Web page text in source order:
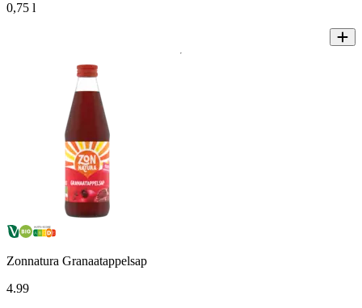
0,75 l
Zonnatura Granaatappelsap
4.99